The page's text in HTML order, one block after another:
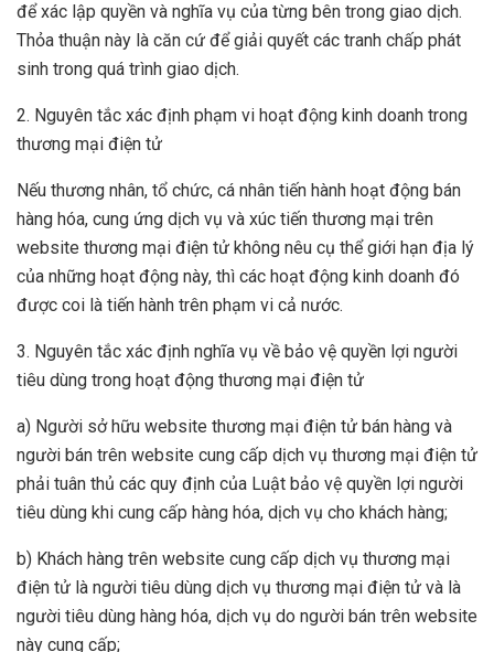
để xác lập quyền và nghĩa vụ của từng bên trong giao dịch.
Thỏa thuận này là căn cứ để giải quyết các tranh chấp phát
sinh trong quá trình giao dịch.
2. Nguyên tắc xác định phạm vi hoạt động kinh doanh trong
thương mại điện tử
Nếu thương nhân, tổ chức, cá nhân tiến hành hoạt động bán
hàng hóa, cung ứng dịch vụ và xúc tiến thương mại trên
website thương mại điện tử không nêu cụ thể giới hạn địa lý
của những hoạt động này, thì các hoạt động kinh doanh đó
được coi là tiến hành trên phạm vi cả nước.
3. Nguyên tắc xác định nghĩa vụ về bảo vệ quyền lợi người
tiêu dùng trong hoạt động thương mại điện tử
a) Người sở hữu website thương mại điện tử bán hàng và
người bán trên website cung cấp dịch vụ thương mại điện tử
phải tuân thủ các quy định của Luật bảo vệ quyền lợi người
tiêu dùng khi cung cấp hàng hóa, dịch vụ cho khách hàng;
b) Khách hàng trên website cung cấp dịch vụ thương mại
điện tử là người tiêu dùng dịch vụ thương mại điện tử và là
người tiêu dùng hàng hóa, dịch vụ do người bán trên website
này cung cấp;